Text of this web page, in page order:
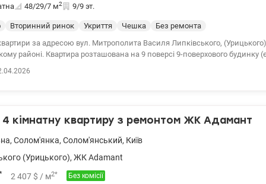
48/29/7 м2 9/9 эт.
Вторинний ринок Укриття Чешка
Без ремонта
за адресою вул. Митрополита Василя Липківського,
районі. Квартира розташована на 9 поверсі 9-поверхового будинку
В будинку ОСББ, є відеонагляд, охайна, доглянута територія, чистий
Будинок розташовано в 10 хвилинах ходьби від метро
чудово розвинена інфраструктура. Телефонуйте для переглядів! Ціна
кімнатну квартиру з ремонтом ЖК Адамант
, Солом'янка, Солом'янський, Київ
(Урицького), ЖК Adamant
2 407 $ / м2* Без комісії